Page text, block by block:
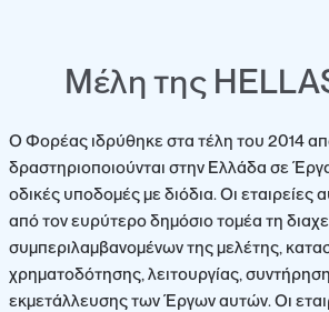
Μέλη της
Ο Φορέας ιδρύθηκε στα τέλη του 2014
δραστηριοποιούνται στην Ελλάδα σε
οδικές υποδομές με διόδια. Οι εταιρείες
από τον ευρύτερο δημόσιο τομέα τη
συμπεριλαμβανομένων της μελέτης,
χρηματοδότησης, λειτουργίας,
εκμετάλλευσης των Έργων αυτών. Οι